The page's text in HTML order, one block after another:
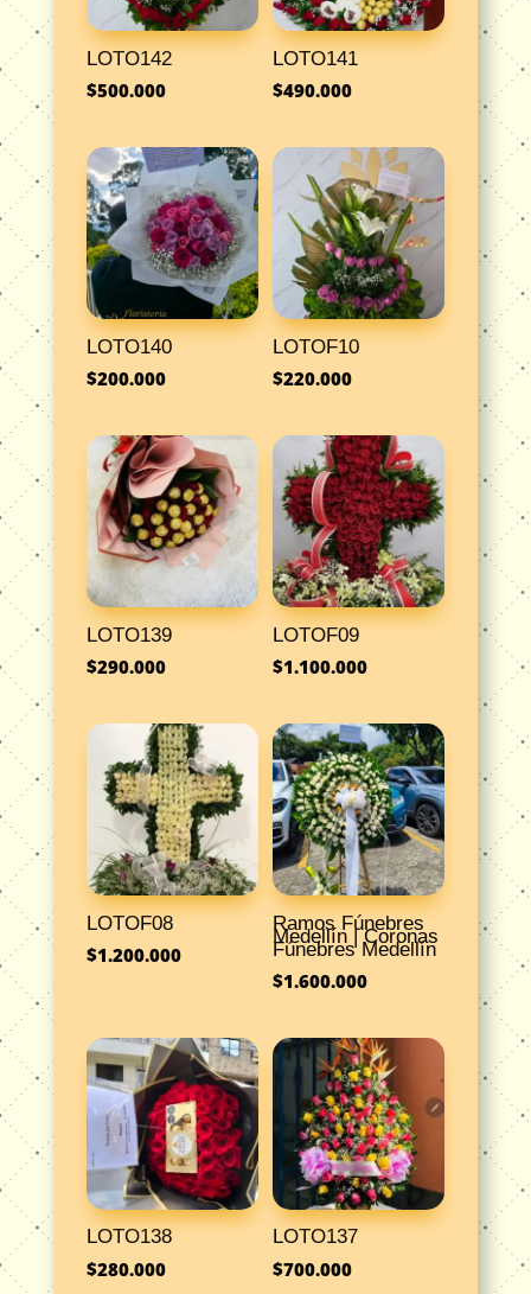
LOTO142
$500.000
LOTO141
$490.000
LOTO140
$200.000
LOTOF10
$220.000
LOTO139
$290.000
LOTOF09
$1.100.000
LOTOF08
$1.200.000
Ramos Fúnebres
Medellín | Coronas
Fúnebres Medellín
$1.600.000
LOTO138
$280.000
LOTO137
$700.000